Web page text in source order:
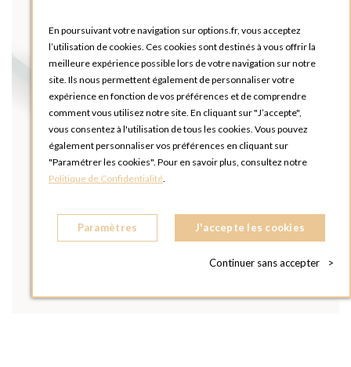
En poursuivant votre navigation sur options.fr, vous acceptez
l’utilisation de cookies. Ces cookies sont destinés à vous offrir la
meilleure expérience possible lors de votre navigation sur notre
site. Ils nous permettent également de personnaliser votre
expérience en fonction de vos préférences et de comprendre
comment vous utilisez notre site. En cliquant sur "J’accepte",
vous consentez à l'utilisation de tous les cookies. Vous pouvez
également personnaliser vos préférences en cliquant sur
"Paramétrer les cookies". Pour en savoir plus, consultez notre
Politique de Confidentialité.
Paramètres J'accepte les cookies
Continuer sans accepter >